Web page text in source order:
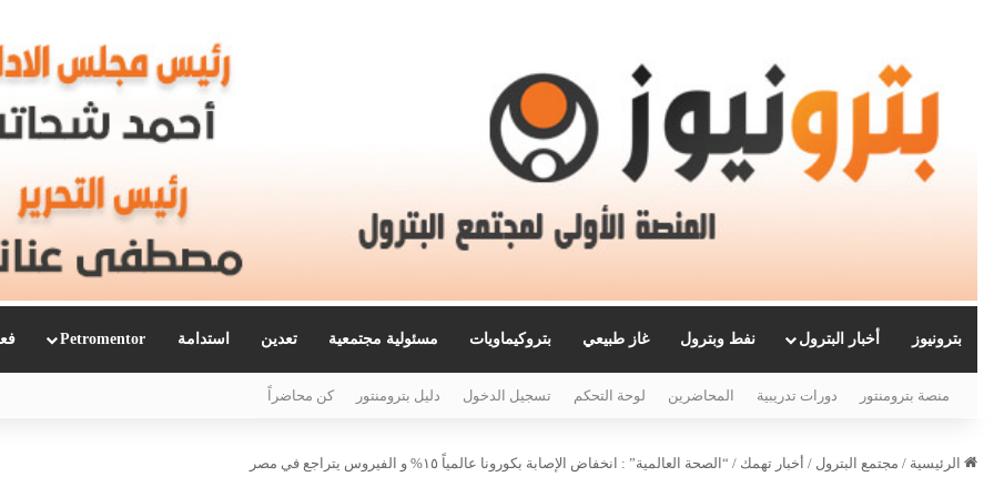
بترونيوز أخبار البترول نفط وبترول غاز طبيعي بتروكيماويات مسئولية مجتمعية تعدين استدامة Petromentor
منصة بترومنتور دورات تدريبية المحاضرين لوحة التحكم تسجيل الدخول دليل بترومنتور كن محاضراً
الرئيسية / مجتمع البترول / أخبار تهمك / “الصحة العالمية” : انخفاض الإصابة بكورونا عالمياً ١٥% و الفيروس يتراجع في مصر